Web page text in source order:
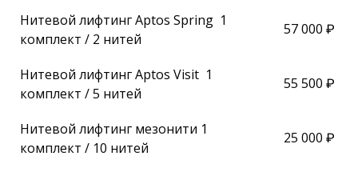
Нитевой лифтинг Aptos Spring 1
комплект / 2 нитей
57 000 ₽
Нитевой лифтинг Aptos Visit 1
комплект / 5 нитей
55 500 ₽
Нитевой лифтинг мезонити 1
комплект / 10 нитей
25 000 ₽